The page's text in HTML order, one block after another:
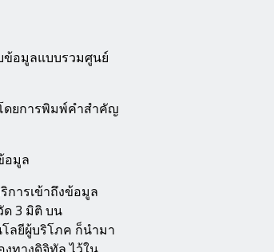
ข้อมูลแบบรวมศูนย์
ดยการพิมพ์คำสำคัญ
อมูล
การเข้าถึงข้อมูล
ด 3 มิติ บน
ลยีผู้บริโภค ก็นำมา